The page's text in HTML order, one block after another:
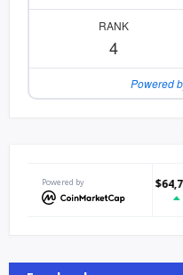
RANK
4
Powered
Powered by$64,762.51
0.06%